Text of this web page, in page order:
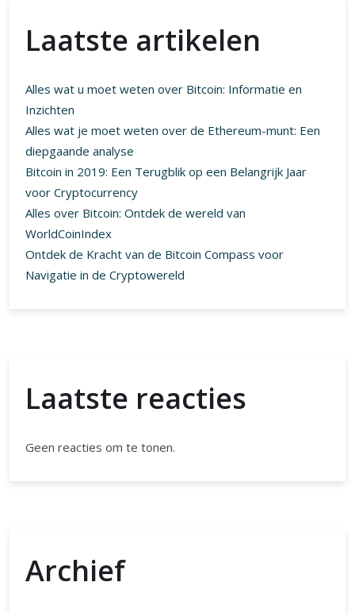
Laatste artikelen
Alles wat u moet weten over Bitcoin: Informatie en
Inzichten
Alles wat je moet weten over de Ethereum-munt: Een
diepgaande analyse
Bitcoin in 2019: Een Terugblik op een Belangrijk Jaar
voor Cryptocurrency
Alles over Bitcoin: Ontdek de wereld van
WorldCoinIndex
Ontdek de Kracht van de Bitcoin Compass voor
Navigatie in de Cryptowereld
Laatste reacties
Geen reacties om te tonen.
Archief